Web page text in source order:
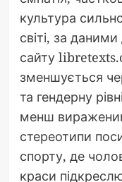
культура
світі, за
сайту
зменшується
та гендерну
менш
стереотипи
спорту, де
краси